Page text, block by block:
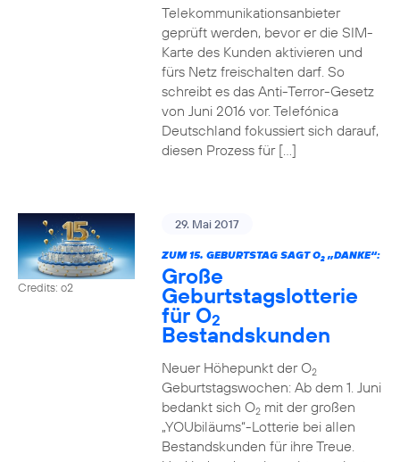
Telekommunikationsanbieter
geprüft werden, bevor er die SIM-
Karte des Kunden aktivieren und
fürs Netz freischalten darf. So
schreibt es das Anti-Terror-Gesetz
von Juni 2016 vor. Telefónica
Deutschland fokussiert sich darauf,
diesen Prozess für […]
Credits: o2
29. Mai 2017
ZUM 15. GEBURTSTAG SAGT O2„DANKE“:
Große
Geburtstagslotterie
für O2
Bestandskunden
Neuer Höhepunkt der O2
Geburtstagswochen: Ab dem 1. Juni
bedankt sich O2mit der großen
„YOUbiläums“-Lotterie bei allen
Bestandskunden für ihre Treue.